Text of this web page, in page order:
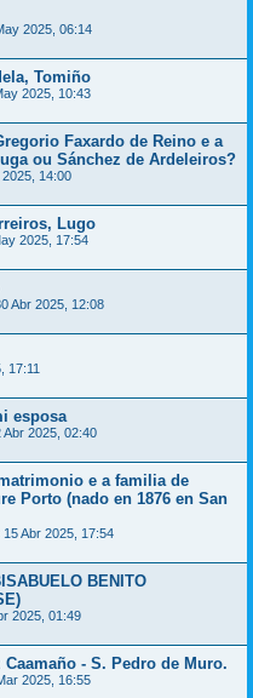
2025, 06:14
Tomiño
2025, 10:43
Faxardo de Reino e a
ou Sánchez de Ardeleiros?
14:00
Lugo
2025, 17:54
Abr 2025, 12:08
17:11
esposa
Abr 2025, 02:40
e a familia de
Porto (nado en 1876 en San
15 Abr 2025, 17:54
BENITO
2025, 01:49
- S. Pedro de Muro.
2025, 16:55